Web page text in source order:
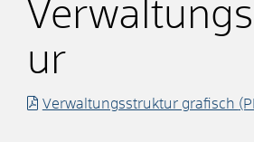
ur
Verwaltungsstruktur grafisch